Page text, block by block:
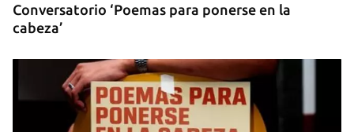
INICIAR SESIÓN CANCELAR
Conversatorio ‘Poemas para ponerse en la
cabeza’